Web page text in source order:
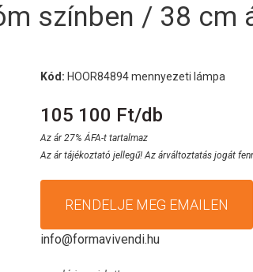
színben / 38 cm
Kód: HOOR84894 mennyezeti lámpa
105 100 Ft/db
Az ár 27% ÁFA-t tartalmaz
Az ár tájékoztató jellegű! Az árváltoztatás jogát
RENDELJE MEG EMAILEN
info@formavivendi.hu